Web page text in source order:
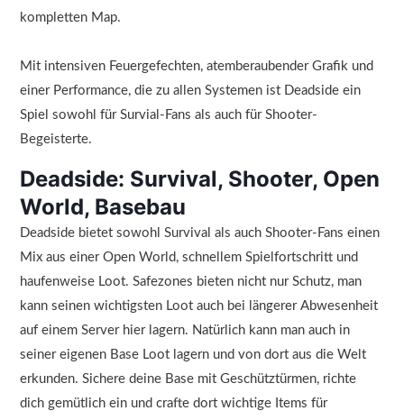
kompletten Map.
Mit intensiven Feuergefechten, atemberaubender Grafik und
einer Performance, die zu allen Systemen ist Deadside ein
Spiel sowohl für Survial-Fans als auch für Shooter-
Begeisterte.
Deadside: Survival, Shooter, Open
World, Basebau
Deadside bietet sowohl Survival als auch Shooter-Fans einen
Mix aus einer Open World, schnellem Spielfortschritt und
haufenweise Loot. Safezones bieten nicht nur Schutz, man
kann seinen wichtigsten Loot auch bei längerer Abwesenheit
auf einem Server hier lagern. Natürlich kann man auch in
seiner eigenen Base Loot lagern und von dort aus die Welt
erkunden. Sichere deine Base mit Geschütztürmen, richte
dich gemütlich ein und crafte dort wichtige Items für